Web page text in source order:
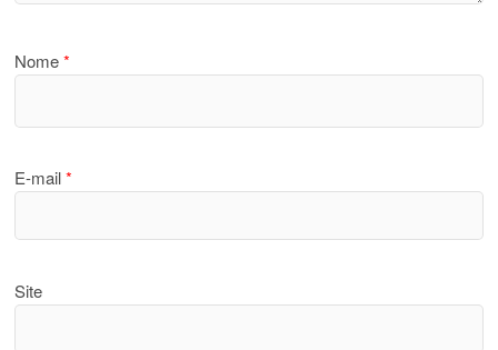
Nome*
E-mail*
Site